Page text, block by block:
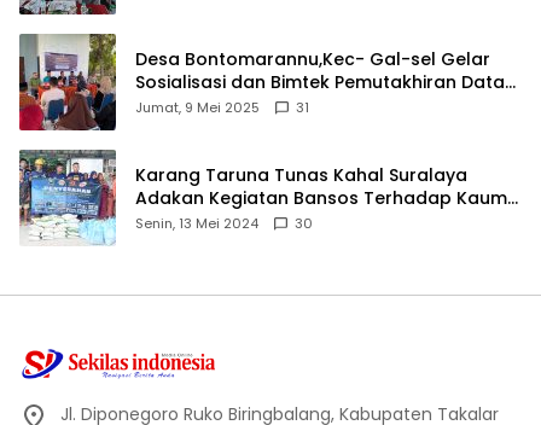
Desa Bontomarannu,Kec- Gal-sel Gelar
Sosialisasi dan Bimtek Pemutakhiran Data
ID
Jumat, 9 Mei 2025 31
Karang Taruna Tunas Kahal Suralaya
Adakan Kegiatan Bansos Terhadap Kaum
Dhuafa dan Anak Yatim-Piatu
Senin, 13 Mei 2024 30
Jl. Diponegoro Ruko Biringbalang, Kabupaten Takalar